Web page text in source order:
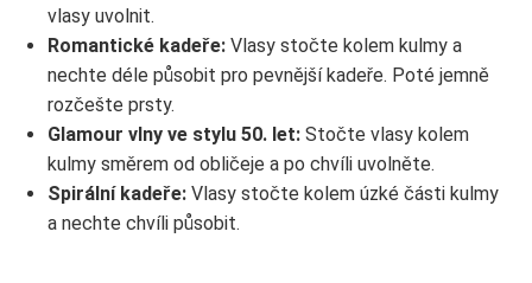
vlasy uvolnit.
Romantické kadeře: Vlasy stočte kolem kulmy a
nechte déle působit pro pevnější kadeře. Poté jemně
rozčešte prsty.
Glamour vlny ve stylu 50. let: Stočte vlasy kolem
kulmy směrem od obličeje a po chvíli uvolněte.
Spirální kadeře: Vlasy stočte kolem úzké části kulmy
a nechte chvíli působit.